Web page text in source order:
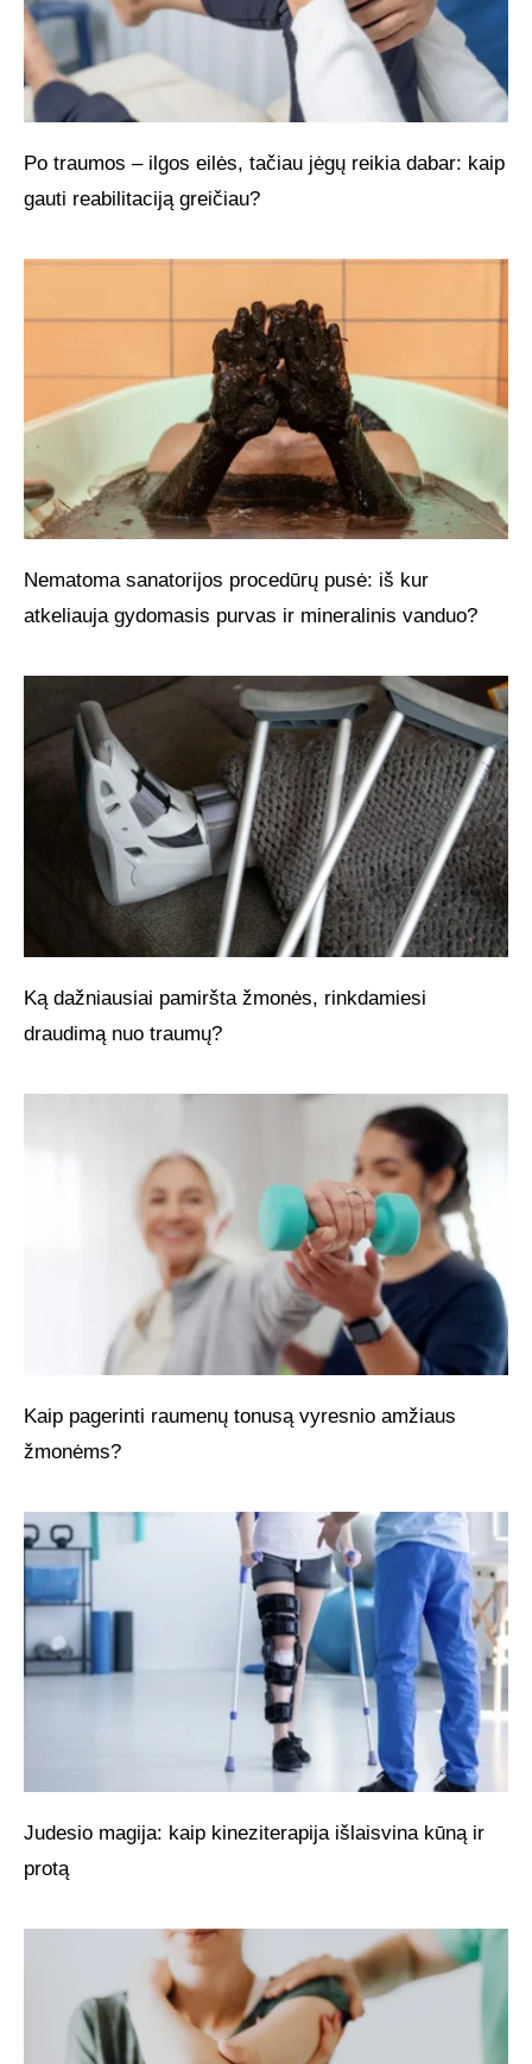
Po traumos – ilgos eilės, tačiau jėgų reikia dabar: kaip
gauti reabilitaciją greičiau?
Nematoma sanatorijos procedūrų pusė: iš kur
atkeliauja gydomasis purvas ir mineralinis vanduo?
Ką dažniausiai pamiršta žmonės, rinkdamiesi
draudimą nuo traumų?
Kaip pagerinti raumenų tonusą vyresnio amžiaus
žmonėms?
Judesio magija: kaip kineziterapija išlaisvina kūną ir
protą